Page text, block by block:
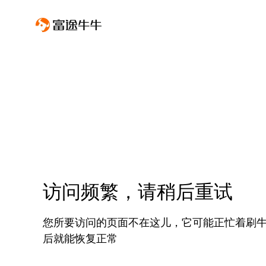
访问频繁，请稍后重试
您所要访问的页面不在这儿，它可能正忙着刷
后就能恢复正常